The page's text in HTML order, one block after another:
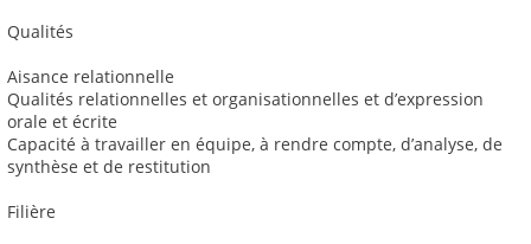
Qualités
Aisance relationnelle
Qualités relationnelles et organisationnelles et d’expression
orale et écrite
Capacité à travailler en équipe, à rendre compte, d’analyse, de
synthèse et de restitution
Filière